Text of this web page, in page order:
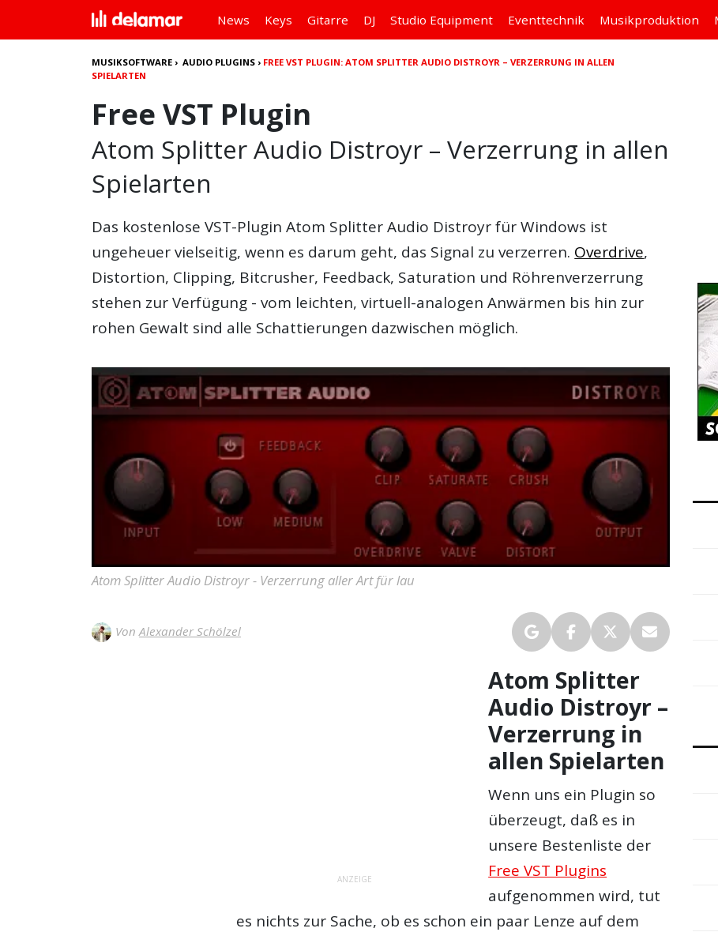
News Keys Gitarre DJ Studio Equipment Eventtechnik Musikproduktion
MUSIKSOFTWARE ›AUDIO PLUGINS › FREE VST PLUGIN: ATOM SPLITTER AUDIO DISTROYR – VERZERRUNG IN ALLEN
SPIELARTEN
Free VST Plugin
Atom Splitter Audio Distroyr – Verzerrung in allen
Spielarten
Das kostenloseVST-Plugin Atom Splitter Audio DistroyrfürWindows ist
ungeheuer vielseitig, wenn es darum geht, das Signal zuverzerren. Overdrive,
Distortion, Clipping, Bitcrusher, Feedback, Saturation und Röhrenverzerrung
stehen zur Verfügung - vom leichten, virtuell-analogen Anwärmen bis hin zur
rohen Gewalt sind alle Schattierungen dazwischen möglich.
Atom Splitter Audio Distroyr - Verzerrung aller Art für lau
Von Alexander Schölzel
ANZEIGE
Atom Splitter
Audio Distroyr –
Verzerrung in
allen Spielarten
Wenn uns ein Plugin so
überzeugt, daß es in
unsere Bestenliste der
Free VST Plugins
aufgenommen wird, tut
es nichts zur Sache, ob es schon ein paar Lenze auf dem